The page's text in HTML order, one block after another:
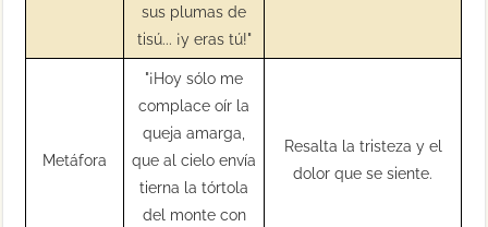
sus plumas de
tisú... ¡y eras tú!"
Metáfora
"¡Hoy sólo me
complace oír la
queja amarga,
que al cielo envía
tierna la tórtola
del monte con
Resalta la tristeza y el
dolor que se siente.